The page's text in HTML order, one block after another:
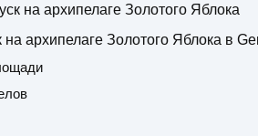
на архипелаге Золотого Яблока
архипелаге Золотого Яблока в